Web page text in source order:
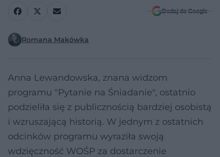
Dodaj do Google
Romana Makówka
Anna Lewandowska, znana widzom
programu "Pytanie na Śniadanie", ostatnio
podzieliła się z publicznością bardziej osobistą
i wzruszającą historią. W jednym z ostatnich
odcinków programu wyraziła swoją
wdzięczność WOŚP za dostarczenie